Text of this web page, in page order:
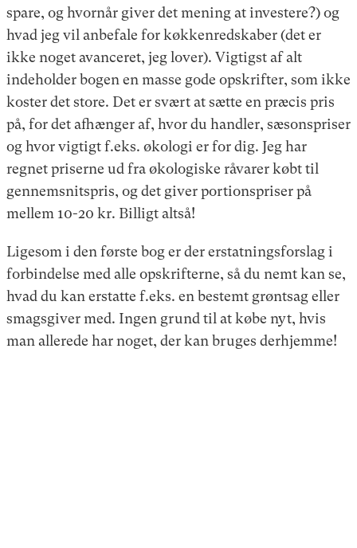
spare, og hvornår giver det mening at investere?) og
hvad jeg vil anbefale for køkkenredskaber (det er
ikke noget avanceret, jeg lover). Vigtigst af alt
indeholder bogen en masse gode opskrifter, som ikke
koster det store. Det er svært at sætte en præcis pris
på, for det afhænger af, hvor du handler, sæsonspriser
og hvor vigtigt f.eks. økologi er for dig. Jeg har
regnet priserne ud fra økologiske råvarer købt til
gennemsnitspris, og det giver portionspriser på
mellem 10-20 kr. Billigt altså!
Ligesom i den første bog er der erstatningsforslag i
forbindelse med alle opskrifterne, så du nemt kan se,
hvad du kan erstatte f.eks. en bestemt grøntsag eller
smagsgiver med. Ingen grund til at købe nyt, hvis
man allerede har noget, der kan bruges derhjemme!